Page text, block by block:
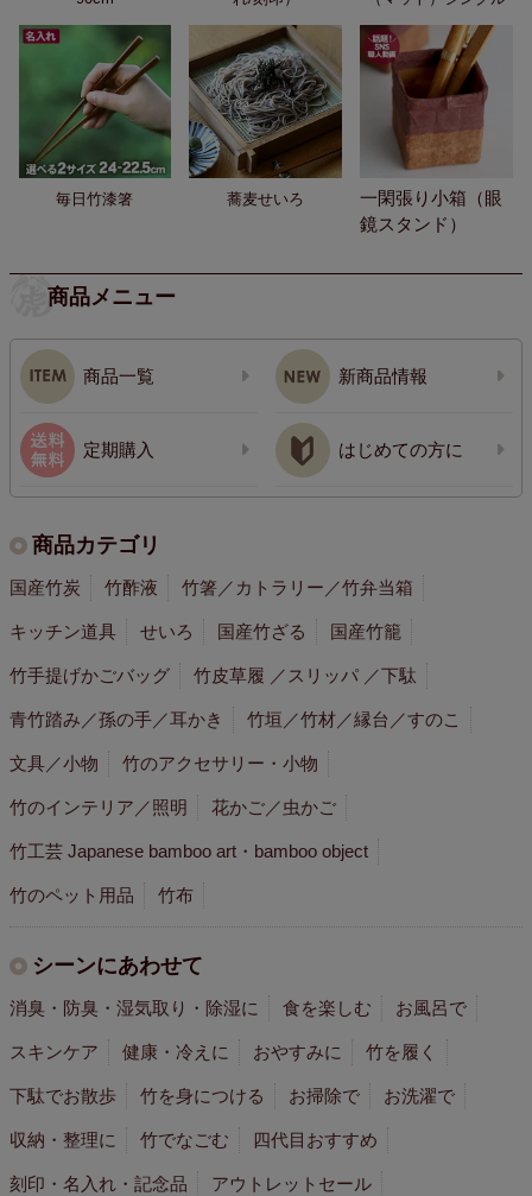
毎日竹漆箸 蕎麦せいろ
一閑張り小箱（眼
鏡スタンド）
商品メニュー
商品一覧 新商品情報
定期購入 はじめての方に
商品カテゴリ
国産竹炭 竹酢液 竹箸／カトラリー／竹弁当箱
キッチン道具 せいろ 国産竹ざる 国産竹籠
竹手提げかごバッグ 竹皮草履 ／スリッパ ／下駄
青竹踏み／孫の手／耳かき 竹垣／竹材／縁台／すのこ
文具／小物 竹のアクセサリー・小物
竹のインテリア／照明 花かご／虫かご
竹工芸 Japanese bamboo art・bamboo object
竹のペット用品 竹布
シーンにあわせて
消臭・防臭・湿気取り・除湿に 食を楽しむ お風呂で
スキンケア 健康・冷えに おやすみに 竹を履く
下駄でお散歩 竹を身につける お掃除で お洗濯で
収納・整理に 竹でなごむ 四代目おすすめ
刻印・名入れ・記念品 アウトレットセール